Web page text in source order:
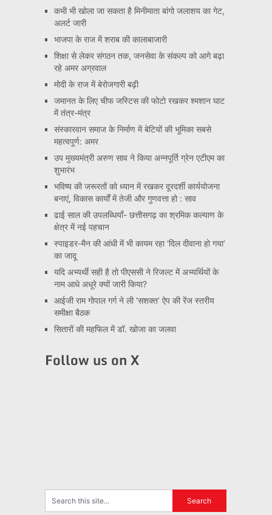
कभी भी खोला जा सकता है मिनीमाता बांगो जलाशय का गेट,
अलर्ट जारी
भाजपा के राज में शराब की कालाबाजारी
शिक्षा से लेकर संगठन तक, जनसेवा के संकल्प को आगे बढ़ा
रहे अमर अग्रवाल
मोदी के राज में बेरोजगारी बढ़ी
जमानत के लिए चीफ जस्टिस की फोटो रखकर श्मशान घाट
में तंत्र-मंत्र
संस्कारवान समाज के निर्माण में बेटियों की भूमिका सबसे
महत्वपूर्ण: अमर
उप मुख्यमंत्री अरुण साव ने किया अन्नपूर्ति ग्रेन एटीएम का
शुभारंभ
भविष्य की जरूरतों को ध्यान में रखकर दूरदर्शी कार्ययोजना
बनाएं, विकास कार्यों में तेजी और गुणवत्ता हो : साव
ढाई साल की उपलब्धियाँ- छत्तीसगढ़ का श्रमिक कल्याण के
क्षेत्र में नई पहचान
स्पाइडर-मैन की आंधी में भी कायम रहा ‘दिल दीवाना हो गया’
का जादू
यदि अभ्यर्थी सही है तो पीएससी ने रिजल्ट में अभ्यर्थियों के
नाम आधे अधूरे क्यों जारी किया?
आईजी राम गोपाल गर्ग ने ली ‘सशक्त’ ऐप की रेंज स्तरीय
समीक्षा बैठक
सितारों की महफिल में डॉ. खोजा का जलवा
Follow us on X